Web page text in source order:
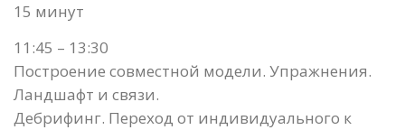
15 минут
11:45 – 13:30
Построение совместной модели. Упражнения.
Ландшафт и связи.
Дебрифинг. Переход от индивидуального к